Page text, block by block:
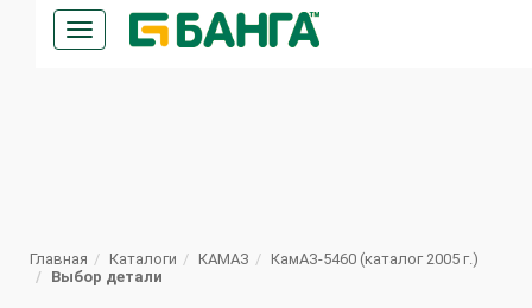
Кнопка
меню
Главная Каталоги КАМАЗ
КамАЗ-5460 (каталог 2005 г.)
Выбор детали